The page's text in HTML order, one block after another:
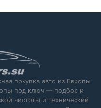
покупка авто из Европы
под ключ — подбор и
чистоты и технический